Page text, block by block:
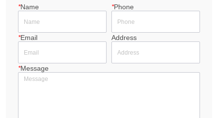
*Name *Phone
*Email Address
*Message